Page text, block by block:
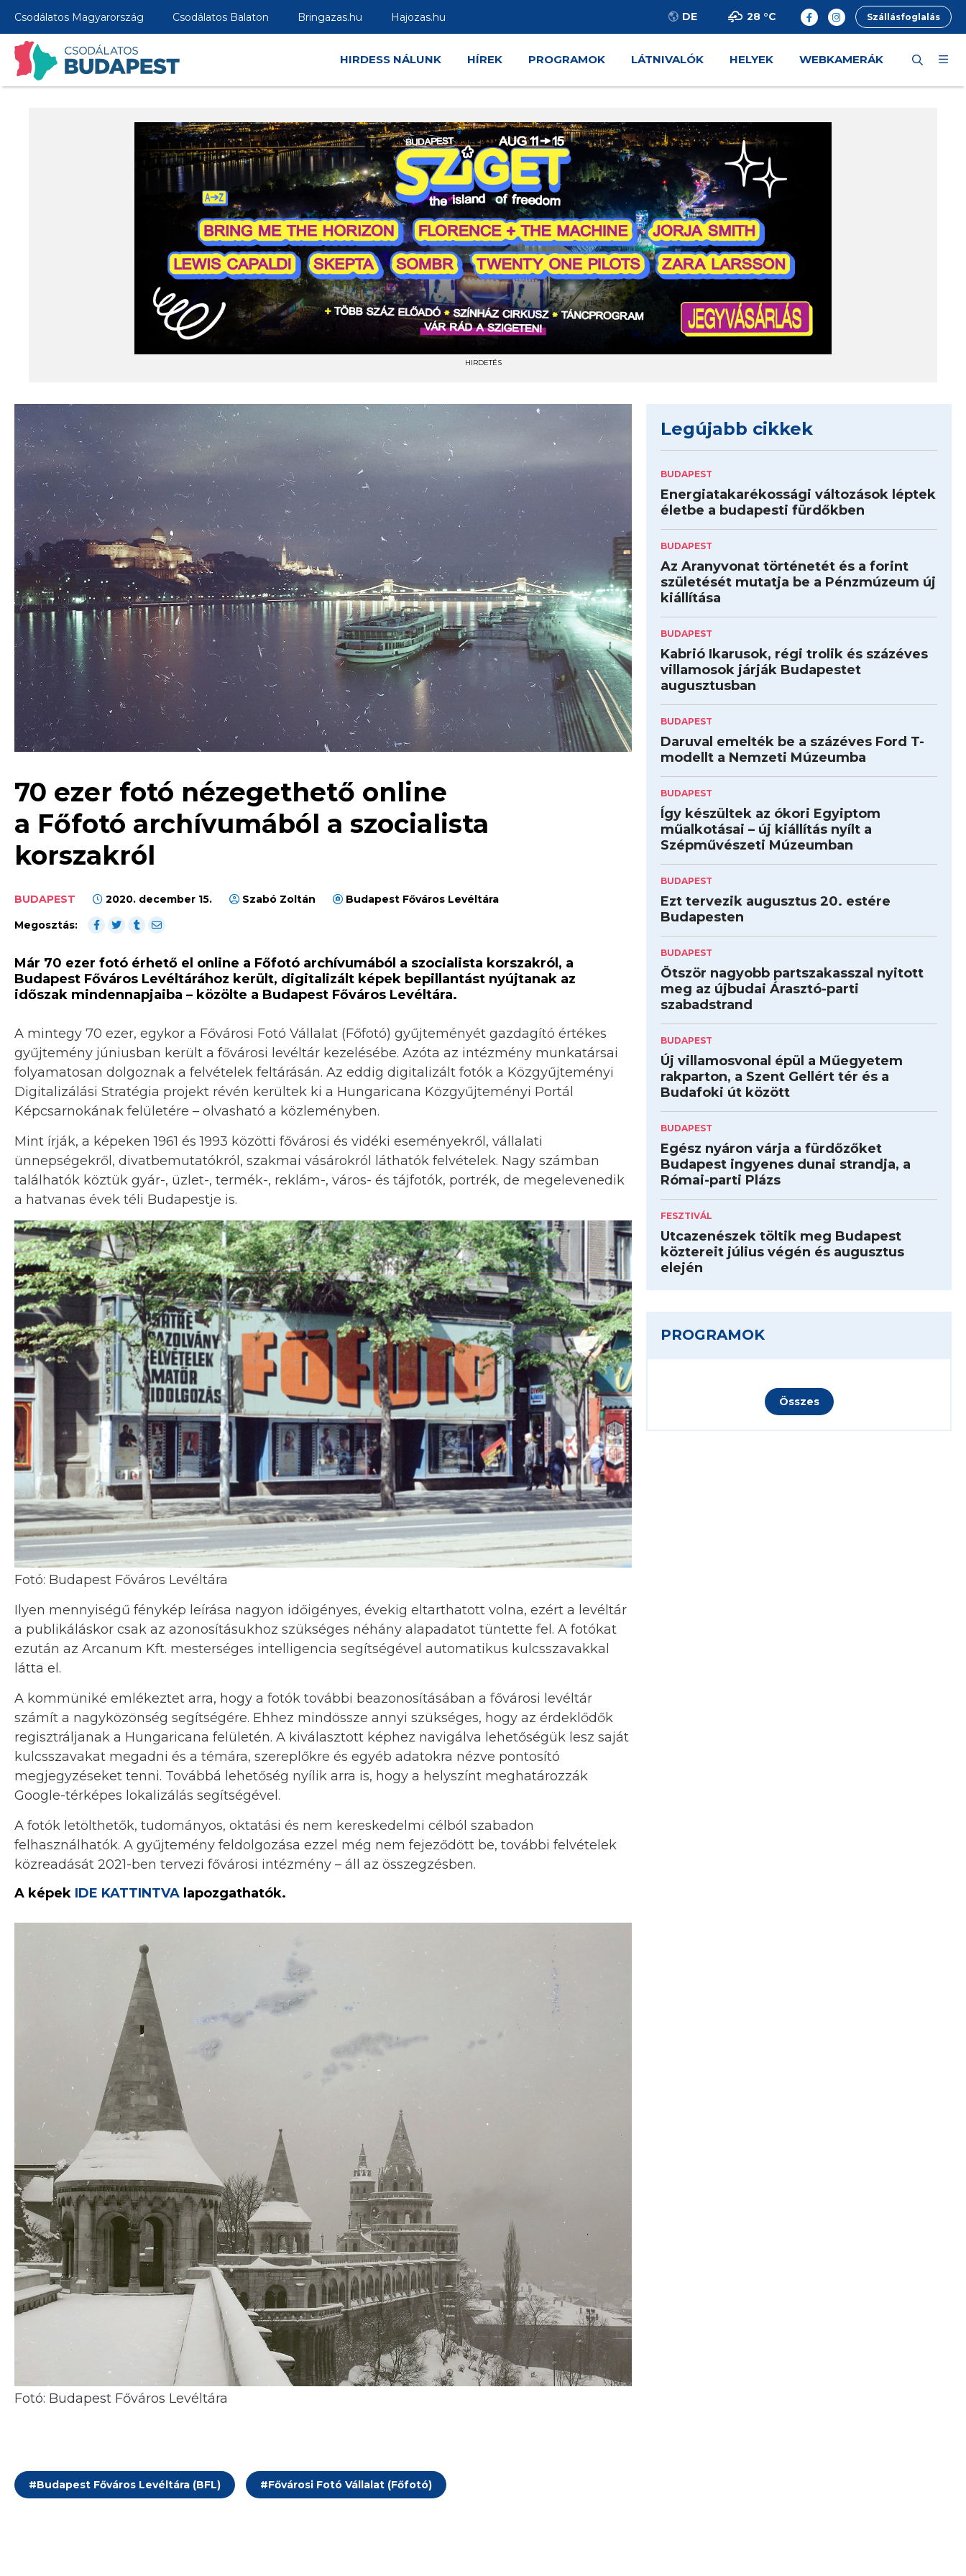
Csodálatos Magyarország Csodálatos Balaton Bringazas.hu Hajozas.hu DE 28 °C Szállásfoglalás
HIRDESS NÁLUNK HÍREK PROGRAMOK LÁTNIVALÓK HELYEK WEBKAMERÁK
HIRDETÉS
70 ezer fotó nézegethető online
a Főfotó archívumából a szocialista
korszakról
BUDAPEST 2020. december 15. Szabó Zoltán
Budapest Főváros Levéltára
Megosztás:
Már 70 ezer fotó érhető el online a Főfotó archívumából a szocialista korszakról, a
Budapest Főváros Levéltárához került, digitalizált képek bepillantást nyújtanak az
időszak mindennapjaiba – közölte a Budapest Főváros Levéltára.
A mintegy 70 ezer, egykor a Fővárosi Fotó Vállalat (Főfotó) gyűjteményét gazdagító értékes
gyűjtemény júniusban került a fővárosi levéltár kezelésébe. Azóta az intézmény munkatársai
folyamatosan dolgoznak a felvételek feltárásán. Az eddig digitalizált fotók a Közgyűjteményi
Digitalizálási Stratégia projekt révén kerültek ki a Hungaricana Közgyűjteményi Portál
Képcsarnokának felületére – olvasható a közleményben.
Mint írják, a képeken 1961 és 1993 közötti fővárosi és vidéki eseményekről, vállalati
ünnepségekről, divatbemutatókról, szakmai vásárokról láthatók felvételek. Nagy számban
találhatók köztük gyár-, üzlet-, termék-, reklám-, város- és tájfotók, portrék, de megelevenedik
a hatvanas évek téli Budapestje is.
Fotó: Budapest Főváros Levéltára
Ilyen mennyiségű fénykép leírása nagyon időigényes, évekig eltarthatott volna, ezért a levéltár
a publikáláskor csak az azonosításukhoz szükséges néhány alapadatot tüntette fel. A fotókat
ezután az Arcanum Kft. mesterséges intelligencia segítségével automatikus kulcsszavakkal
látta el.
A kommüniké emlékeztet arra, hogy a fotók további beazonosításában a fővárosi levéltár
számít a nagyközönség segítségére. Ehhez mindössze annyi szükséges, hogy az érdeklődők
regisztráljanak a Hungaricana felületén. A kiválasztott képhez navigálva lehetőségük lesz saját
kulcsszavakat megadni és a témára, szereplőkre és egyéb adatokra nézve pontosító
megjegyzéseket tenni. Továbbá lehetőség nyílik arra is, hogy a helyszínt meghatározzák
Google-térképes lokalizálás segítségével.
A fotók letölthetők, tudományos, oktatási és nem kereskedelmi célból szabadon
felhasználhatók. A gyűjtemény feldolgozása ezzel még nem fejeződött be, további felvételek
közreadását 2021-ben tervezi fővárosi intézmény – áll az összegzésben.
A képek IDE KATTINTVA lapozgathatók.
Fotó: Budapest Főváros Levéltára
#Budapest Főváros Levéltára (BFL) #Fővárosi Fotó Vállalat (Főfotó)
Legújabb cikkek
BUDAPEST
Energiatakarékossági változások léptek
életbe a budapesti fürdőkben
BUDAPEST
Az Aranyvonat történetét és a forint
születését mutatja be a Pénzmúzeum új
kiállítása
BUDAPEST
Kabrió Ikarusok, régi trolik és százéves
villamosok járják Budapestet
augusztusban
BUDAPEST
Daruval emelték be a százéves Ford T-
modellt a Nemzeti Múzeumba
BUDAPEST
Így készültek az ókori Egyiptom
műalkotásai – új kiállítás nyílt a
Szépművészeti Múzeumban
BUDAPEST
Ezt tervezik augusztus 20. estére
Budapesten
BUDAPEST
Ötször nagyobb partszakasszal nyitott
meg az újbudai Árasztó-parti
szabadstrand
BUDAPEST
Új villamosvonal épül a Műegyetem
rakparton, a Szent Gellért tér és a
Budafoki út között
BUDAPEST
Egész nyáron várja a fürdőzőket
Budapest ingyenes dunai strandja, a
Római-parti Plázs
FESZTIVÁL
Utcazenészek töltik meg Budapest
köztereit július végén és augusztus
elején
PROGRAMOK
Összes